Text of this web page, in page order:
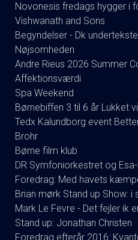
Novonesis fredags hygger i
Vishwanath and Sons
Begyndelser - Dk
Nøjsomheden
Andre Rieus 2026 Summer
Affektionsværdi
Spa Weekend
Børnebiffen 3 til 6 år Lukket
Tedx Kalundborg event
Brohr
Børne film klub
DR Symfoniorkestret og
Foredrag: Med havets
Brian mørk Stand up Show: i
Mark Le Fevre - Det fejler ik
Stand up: Jonathan Christen
Foredrag efterår 2016: